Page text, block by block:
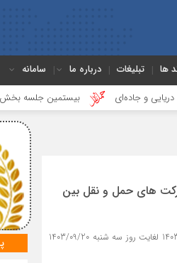
ها تبلیغات درباره ما سامانه
بیستمین جلسه بخش فورواردری
هاي حمل و نقل بين
مهلت ثبت نام : زمان شروع ثبت نام از روز چهارشنبه مورخ 1403/09/14 لغايت روز سه شنبه 1403/09/20